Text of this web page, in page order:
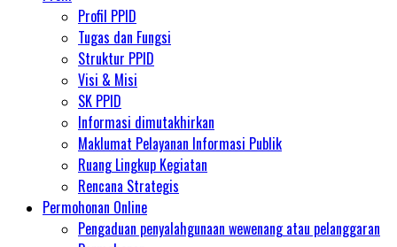
Profil PPID
Tugas dan Fungsi
Struktur PPID
Visi & Misi
SK PPID
Informasi dimutakhirkan
Maklumat Pelayanan Informasi Publik
Ruang Lingkup Kegiatan
Rencana Strategis
Permohonan Online
Pengaduan penyalahgunaan wewenang atau pelanggaran